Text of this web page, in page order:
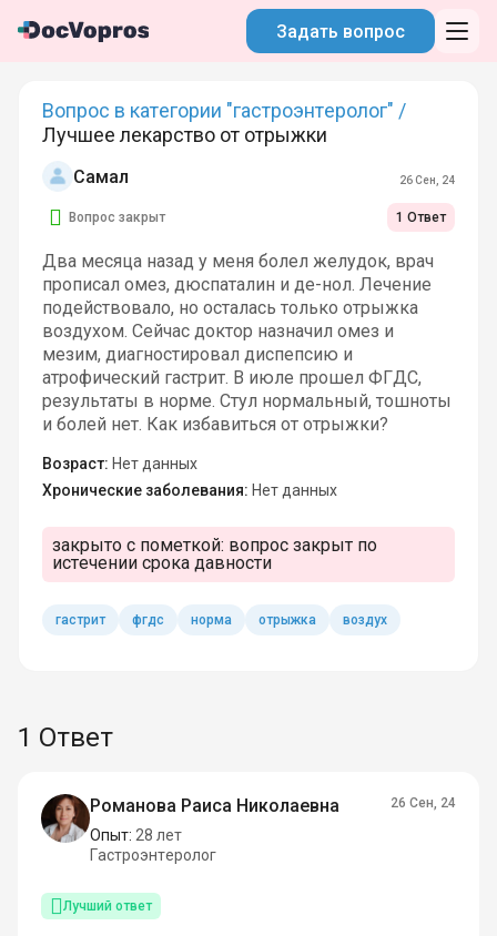
Задать вопрос
Вопрос в категории "гастроэнтеролог" /
Лучшее лекарство от отрыжки
Самал 26 Сен, 24
Вопрос закрыт 1 Ответ
Два месяца назад у меня болел желудок, врач
прописал омез, дюспаталин и де-нол. Лечение
подействовало, но осталась только отрыжка
воздухом. Сейчас доктор назначил омез и
мезим, диагностировал диспепсию и
атрофический гастрит. В июле прошел ФГДС,
результаты в норме. Стул нормальный, тошноты
и болей нет. Как избавиться от отрыжки?
Возраст: Нет данных
Хронические заболевания: Нет данных
закрыто с пометкой: вопрос закрыт по
истечении срока давности
гастрит фгдс норма отрыжка воздух
1 Ответ
Романова Раиса Николаевна
Опыт: 28 лет
Гастроэнтеролог
26 Сен, 24
Лучший ответ